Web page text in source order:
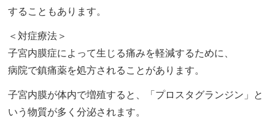
することもあります。
＜対症療法＞
子宮内膜症によって生じる痛みを軽減するために、
病院で鎮痛薬を処方されることがあります。
子宮内膜が体内で増殖すると、「プロスタグランジン」と
いう物質が多く分泌されます。